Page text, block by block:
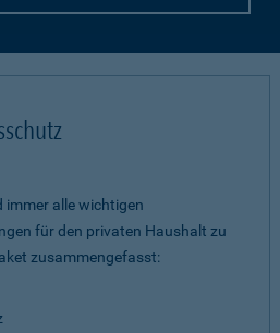
immer alle wichtigen
für den privaten Haushalt zu
zusammengefasst: